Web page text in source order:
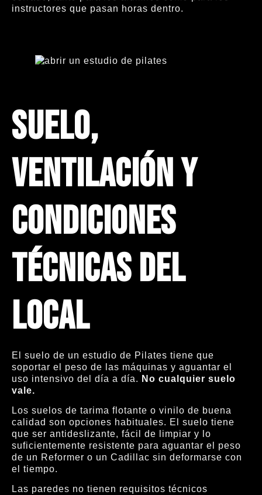
instructores que pasan horas dentro.
Suelo,
ventilación y
condiciones
técnicas del
local
El suelo de un estudio de Pilates tiene que
soportar el peso de las máquinas y aguantar el
uso intensivo del día a día. No cualquier suelo
vale.
Los suelos de tarima flotante o vinilo de buena
calidad son opciones habituales. El suelo tiene
que ser antideslizante, fácil de limpiar y lo
suficientemente resistente para aguantar el peso
de un Reformer o un Cadillac sin deformarse con
el tiempo.
Las paredes no tienen requisitos técnicos